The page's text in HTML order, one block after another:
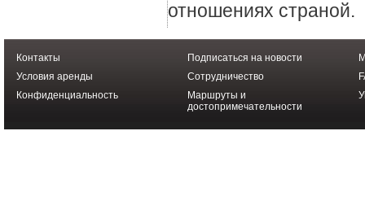
отношениях страной.
Контакты Подписаться на новости
Условия аренды
Cотрудничество
Конфиденциальность
Маршруты и
достопримечательности